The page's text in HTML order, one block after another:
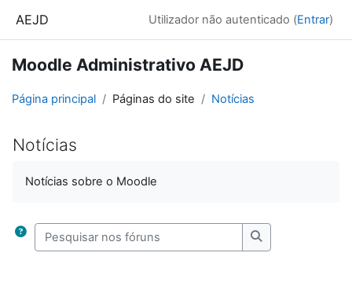
AEJD Utilizador não autenticado (Entrar)
Moodle Administrativo AEJD
Página principal Páginas do site Notícias
Notícias
Notícias sobre o Moodle
Pesquisar nos fóruns
Pesquisar nos